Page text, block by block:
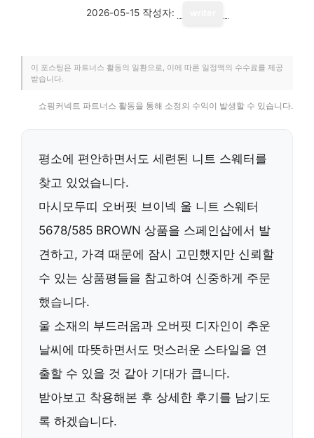
2026-05-15 작성자:
이 포스팅은 파트너스 활동의 일환으로, 이에 따른 일정액의 수수료를 제공
받습니다.
쇼핑커넥트 파트너스 활동을 통해 소정의 수익이 발생할 수 있습니다.
평소에 편안하면서도 세련된 니트 스웨터를
찾고 있었습니다.
마시모두띠 오버핏 브이넥 울 니트 스웨터
5678/585 BROWN 상품을 스페인샵에서 발
견하고, 가격 때문에 잠시 고민했지만 신뢰할
수 있는 상품평들을 참고하여 신중하게 주문
했습니다.
울 소재의 부드러움과 오버핏 디자인이 추운
날씨에 따뜻하면서도 멋스러운 스타일을 연
출할 수 있을 것 같아 기대가 큽니다.
받아보고 착용해본 후 상세한 후기를 남기도
록 하겠습니다.